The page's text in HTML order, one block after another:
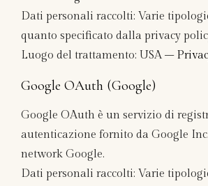
Dati personali raccolti: Varie
quanto specificato dalla privacy
Luogo del trattamento: USA –
Google OAuth (Google)
Google OAuth è un servizio di
autenticazione fornito da Google
network Google.
Dati personali raccolti: Varie